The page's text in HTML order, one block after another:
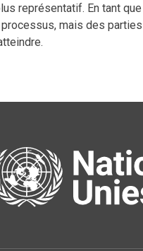
représentatif. En tant
mais des